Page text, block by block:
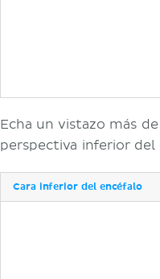
Echa un vistazo más
perspectiva inferior del
Cara inferior del encéfalo